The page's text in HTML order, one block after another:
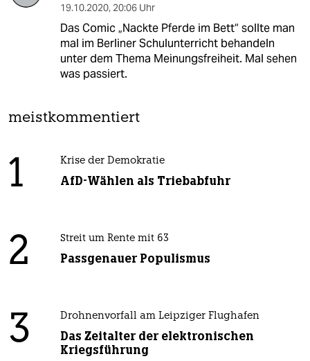
19.10.2020, 20:06 Uhr
Das Comic „Nackte Pferde im Bett“ sollte man
mal im Berliner Schulunterricht behandeln
unter dem Thema Meinungsfreiheit. Mal sehen
was passiert.
meistkommentiert
1 Krise der Demokratie
AfD-Wählen als Triebabfuhr
2 Streit um Rente mit 63
Passgenauer Populismus
3 Drohnenvorfall am Leipziger Flughafen
Das Zeitalter der elektronischen
Kriegsführung